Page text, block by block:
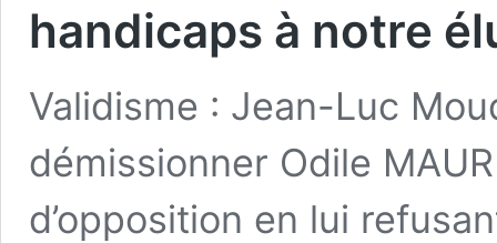
handicaps à notre
Validisme : Jean-Luc
démissionner Odile
d’opposition en lui